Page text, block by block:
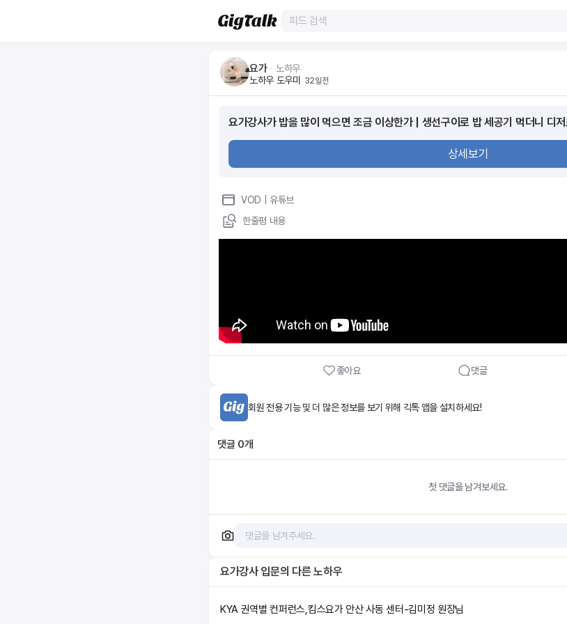
요가ᆞ 노하우
노하우 도우미 32일전
요가강사가 밥을 많이 먹으면 조금 이상한가 | 생선구이로 밥 세공기 먹더니 디
상세보기
VOD | 유튜브
한줄평 내용
좋아요 댓글
회원 전용 기능 및 더 많은 정보를 보기 위해 긱톡 앱을 설치하세요!
댓글 0개
첫 댓글을 남겨보세요.
요가강사 입문의 다른 노하우
KYA 권역별 컨퍼런스,킴스요가 안산 사동 센터-김미정 원장님